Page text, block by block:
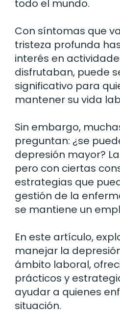
todo el mundo.
Con síntomas que
tristeza profunda
interés en
disfrutaban, puede
significativo para
mantener su vida
Sin embargo,
preguntan: ¿se
depresión mayor?
pero con ciertas
estrategias que
gestión de la
se mantiene un
En este artículo,
manejar la
ámbito laboral,
prácticos y
ayudar a quienes
situación.